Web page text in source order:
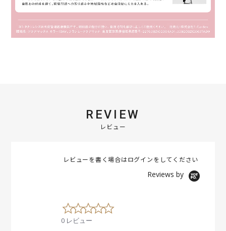
REVIEW
レビュー
レビューを書く場合はログイン をしてください
Reviews by
0
.
0 レビュー